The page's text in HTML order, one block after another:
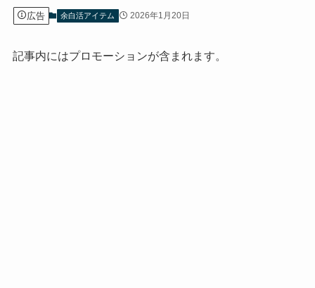
広告 余白活アイテム 2026年1月20日
記事内にはプロモーションが含まれます。